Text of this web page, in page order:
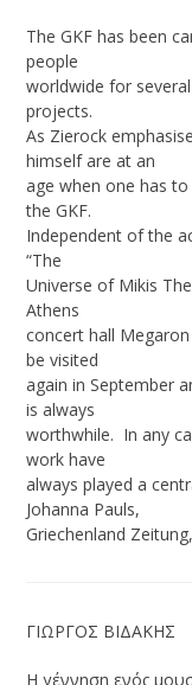
The GKF has been
people
worldwide for
projects.
As Zierock
himself are at an
age when one has
the GKF.
Independent of the
“The
Universe of Mikis
Athens
concert hall
be visited
again in September
is always
worthwhile. In any
work have
always played a
Johanna Pauls,
Griechenland
ΓΙΩΡΓΟΣ ΒΙΔΑΚΗΣ
Η γέννηση ενός